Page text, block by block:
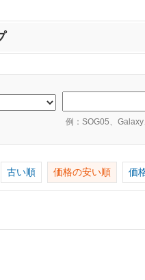
例：SOG05、
古い順 価格の安い順 価